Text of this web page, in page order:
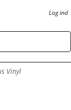
Log ind
Vinyl